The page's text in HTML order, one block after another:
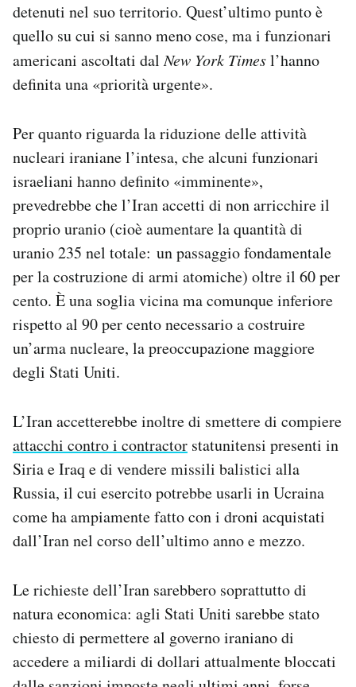
detenuti nel suo territorio. Quest’ultimo punto è
quello su cui si sanno meno cose, ma i funzionari
americani ascoltati dalNew York Timesl’hanno
definita una «priorità urgente».
Per quanto riguarda la riduzione delle attività
nucleari iraniane l’intesa, che alcuni funzionari
israeliani hanno definito «imminente»,
prevedrebbe che l’Iran accetti di non arricchire il
proprio uranio (cioè aumentare la quantità di
uranio 235 nel totale: un passaggio fondamentale
per la costruzione di armi atomiche) oltre il 60 per
cento. È una soglia vicina ma comunque inferiore
rispetto al 90 per cento necessario a costruire
un’arma nucleare, la preoccupazione maggiore
degli Stati Uniti.
L’Iran accetterebbe inoltre di smettere di compiere
attacchi contro i contractor statunitensi presenti in
Siria e Iraq e di vendere missili balistici alla
Russia, il cui esercito potrebbe usarli in Ucraina
come ha ampiamente fatto con i droni acquistati
dall’Iran nel corso dell’ultimo anno e mezzo.
Le richieste dell’Iran sarebbero soprattutto di
natura economica: agli Stati Uniti sarebbe stato
chiesto di permettere al governo iraniano di
accedere a miliardi di dollari attualmente bloccati